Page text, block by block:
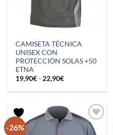
CAMISETA TÉCNICA
UNISEX CON
PROTECCIÓN SOLAS +50
ETNA
19,90€-22,90€Rango
precios:
19,90€
hasta
22,90€
-26%